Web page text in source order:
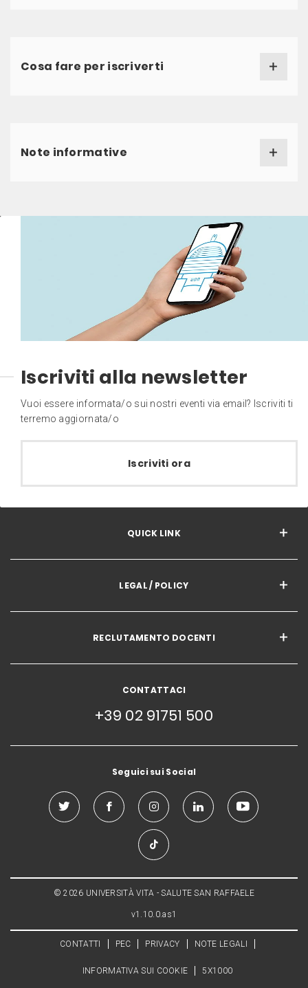
Cosa fare per iscriverti
Note informative
Iscriviti alla newsletter
Vuoi essere informata/o sui nostri eventi via email? Iscriviti ti
terremo aggiornata/o
Iscriviti ora
QUICK LINK
LEGAL / POLICY
RECLUTAMENTO DOCENTI
CONTATTACI
+39 02 91751 500
Seguici sui Social
© 2026 UNIVERSITÀ VITA - SALUTE SAN RAFFAELE
v1.10.0.as1
CONTATTI PEC PRIVACY NOTE LEGALI
INFORMATIVA SUI COOKIE 5X1000